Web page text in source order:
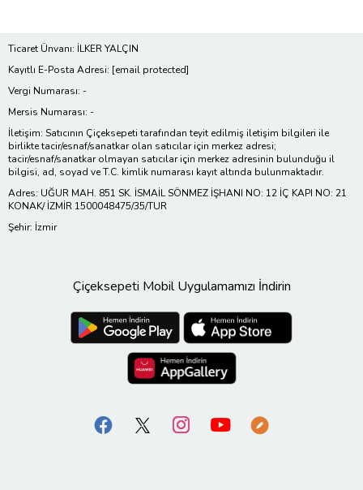
Ticaret Ünvanı: İLKER YALÇIN
Kayıtlı E-Posta Adresi: [email protected]
Vergi Numarası: -
Mersis Numarası: -
İletişim: Satıcının Çiçeksepeti tarafından teyit edilmiş iletişim bilgileri ile
birlikte tacir/esnaf/sanatkar olan satıcılar için merkez adresi;
tacir/esnaf/sanatkar olmayan satıcılar için merkez adresinin bulunduğu il
bilgisi, ad, soyad ve T.C. kimlik numarası kayıt altında bulunmaktadır.
Adres: UĞUR MAH. 851 SK. İSMAİL SÖNMEZ İŞHANI NO: 12 İÇ KAPI NO: 21
KONAK/ İZMİR 1500048475/35/TUR
Şehir: İzmir
Çiçeksepeti Mobil Uygulamamızı İndirin